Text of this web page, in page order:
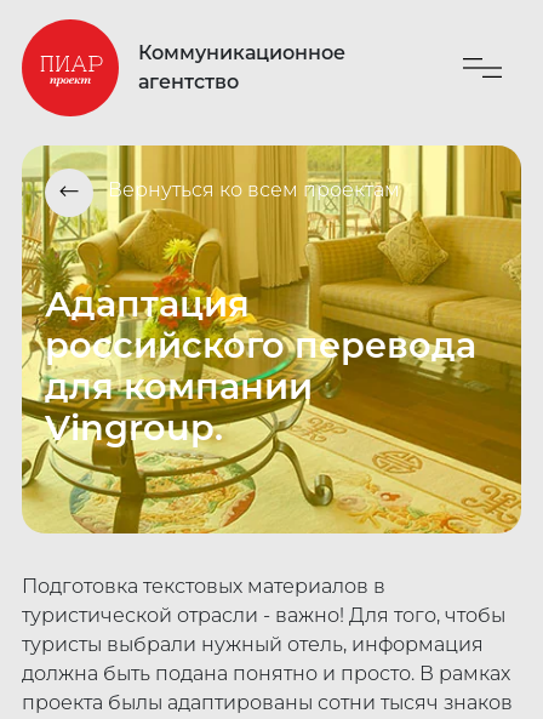
Коммуникационное
агентство
⟵ Вернуться ко всем проектам
Адаптация
российского перевода
для компании
Vingroup.
Подготовка текстовых материалов в
туристической отрасли - важно! Для того, чтобы
туристы выбрали нужный отель, информация
должна быть подана понятно и просто. В рамках
проекта былы адаптированы сотни тысяч знаков